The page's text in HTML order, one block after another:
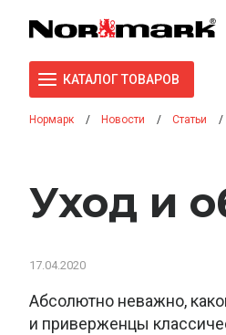
КАТАЛОГ ТОВАРОВ
Нормарк Новости Статьи
Уход и
17.04.2020
Абсолютно неважно,
и приверженцы